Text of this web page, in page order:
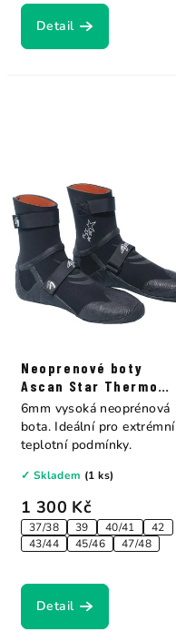
Detail
Neoprenové boty
Ascan Star Thermo
6mm
1 300 Kč
37/38 39 40/41
42
43/44
45/46 47/48
✓ Skladem (1 ks)
Detail
6mm vysoká neoprénová
bota. Ideální pro extrémní
teplotní podmínky.